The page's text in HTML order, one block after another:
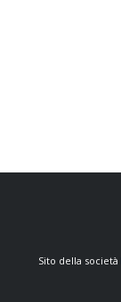
Sito della società